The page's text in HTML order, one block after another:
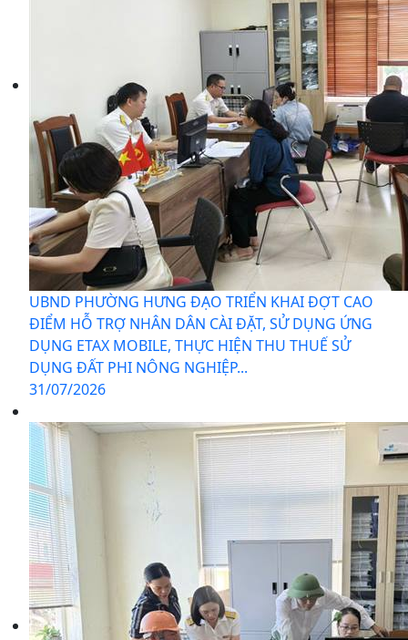
UBND PHƯỜNG HƯNG ĐẠO TRIỂN KHAI ĐỢT CAO
ĐIỂM HỖ TRỢ NHÂN DÂN CÀI ĐẶT, SỬ DỤNG ỨNG
DỤNG ETAX MOBILE, THỰC HIỆN THU THUẾ SỬ
DỤNG ĐẤT PHI NÔNG NGHIỆP...
31/07/2026